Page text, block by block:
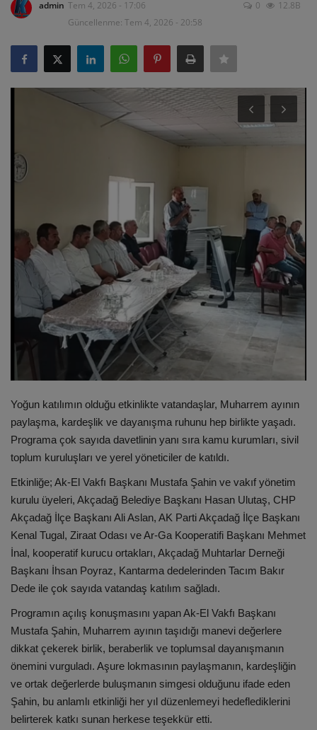
ULUSLARARASI
SAĞLIK VE YAŞAM TARZI
SEYAHAT
GALERİ
VİDEO
admin Tem 4, 2026 - 17:06
Güncellenme: Tem 4, 2026 - 20:58
0 12.8B
Yoğun katılımın olduğu etkinlikte vatandaşlar, Muharrem ayının
paylaşma, kardeşlik ve dayanışma ruhunu hep birlikte yaşadı.
Programa çok sayıda davetlinin yanı sıra kamu kurumları, sivil
toplum kuruluşları ve yerel yöneticiler de katıldı.
Etkinliğe; Ak-El Vakfı Başkanı Mustafa Şahin ve vakıf yönetim
kurulu üyeleri, Akçadağ Belediye Başkanı Hasan Ulutaş, CHP
Akçadağ İlçe Başkanı Ali Aslan, AK Parti Akçadağ İlçe Başkanı
Kenal Tugal, Ziraat Odası ve Ar-Ga Kooperatifi Başkanı Mehmet
İnal, kooperatif kurucu ortakları, Akçadağ Muhtarlar Derneği
Başkanı İhsan Poyraz, Kantarma dedelerinden Tacım Bakır
Dede ile çok sayıda vatandaş katılım sağladı.
Programın açılış konuşmasını yapanAk-El Vakfı Başkanı
Mustafa Şahin, Muharrem ayının taşıdığı manevi değerlere
dikkat çekerek birlik, beraberlik ve toplumsal dayanışmanın
önemini vurguladı. Aşure lokmasının paylaşmanın, kardeşliğin
ve ortak değerlerde buluşmanın simgesi olduğunu ifade eden
Şahin, bu anlamlı etkinliği her yıl düzenlemeyi hedeflediklerini
belirterek katkı sunan herkese teşekkür etti.